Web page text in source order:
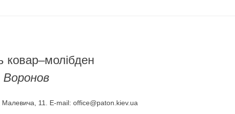
ковар–молібден
11. E-mail: office@paton.kiev.ua